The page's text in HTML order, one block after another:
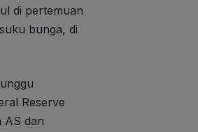
di pertemuan
bunga, di
Reserve
AS dan